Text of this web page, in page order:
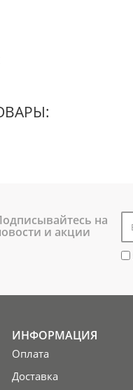
на
и акции
ИНФОРМАЦИЯ
Оплата
Доставка